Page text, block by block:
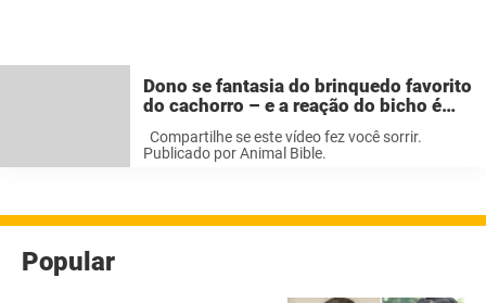
Dono se fantasia do brinquedo favorito
do cachorro – e a reação do bicho é
maravilhosa.
Compartilhe se este vídeo fez você sorrir.
Publicado por Animal Bible.
Popular